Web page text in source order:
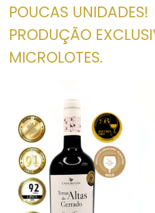
POUCAS UNIDADES!
PRODUÇÃO
MICROLOTES.